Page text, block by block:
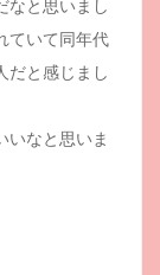
なと思いまし
ていて同年代
だと感じまし
いなと思いま